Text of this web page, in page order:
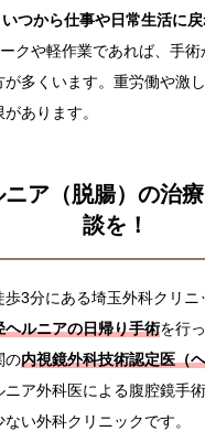
つから仕事や日常生活に戻
クや軽作業であれば、手
が多くいます。重労働や激
あります。
ニア（脱腸）の治
談を！
3分にある埼玉外科クリニ
ヘルニアの日帰り手術を行
の内視鏡外科技術認定医（
ア外科医による腹腔鏡手
い外科クリニックです。